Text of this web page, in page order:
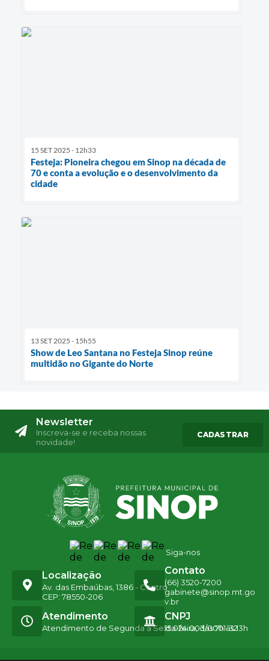
15 SET 2025 - 12h33
Festeja: Pioneira chegou em Sinop na década de
70 e conta a evolução e o desenvolvimento da
cidade
13 SET 2025 - 15h55
Show de Leo Santana no Festeja Sinop reúne
multidão no Gigante do Norte
Newsletter
Inscreva-se e receba nossas
novidade!
CADASTRAR
Siga-nos
Localização
Av. das Embaúbas, 1386 - Centro
CEP: 78550-206
Contato
(66) 3520-7200
gabinete@sinop.mt.go
v.br
Atendimento
Atendimento de Segunda a Sexta-feira, das 7h às 13h
CNPJ
15.024.003/0001-32